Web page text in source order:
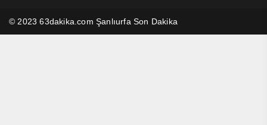
© 2023 63dakika.com Şanlıurfa Son Dakika